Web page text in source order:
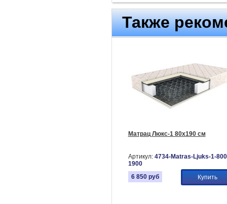
Также
Матрац Люкс-1 80х190 см
Артикул: 4734-Matras-Ljuks-1-
1900
6 850 руб Купить